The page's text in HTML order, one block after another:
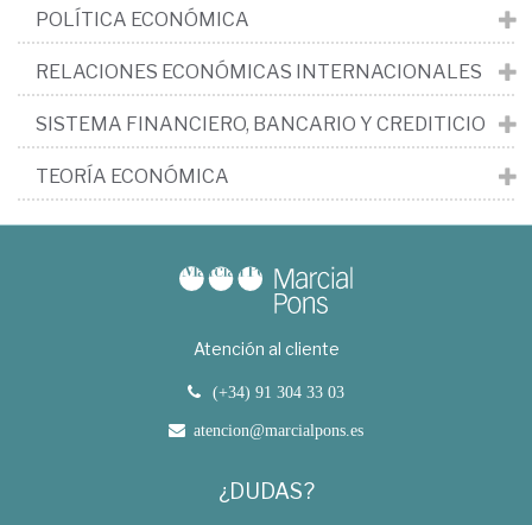
POLÍTICA ECONÓMICA
RELACIONES ECONÓMICAS INTERNACIONALES
SISTEMA FINANCIERO, BANCARIO Y CREDITICIO
TEORÍA ECONÓMICA
Atención al cliente
(+34) 91 304 33 03
atencion@marcialpons.es
¿DUDAS?